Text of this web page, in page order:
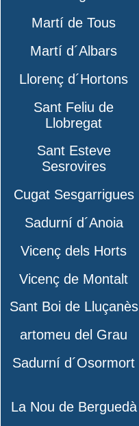
Martí de Tous
Martí d´Albars
Llorenç d´Hortons
Sant Feliu de
Llobregat
Sant Esteve
Sesrovires
Cugat Sesgarrigues
Sadurní d´Anoia
Vicenç dels Horts
Vicenç de Montalt
Sant Boi de Lluçanès
artomeu del Grau
Sadurní d´Osormort
La Nou de Berguedà